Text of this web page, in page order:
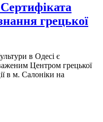
грецької
в Одесі є
Центром грецької
в м. Салоніки на